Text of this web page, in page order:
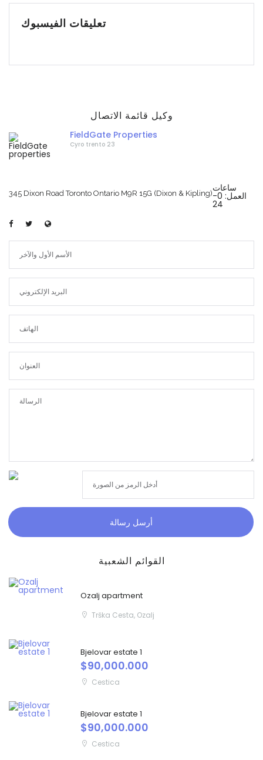
تعليقات الفيسبوك
وكيل قائمة الاتصال
FieldGate Properties
Cyro trento 23
345 Dixon Road Toronto Ontario M9R 15G (Dixon & Kipling)ساعات
العمل: 0-
24
أرسل رسالة
القوائم الشعبية
Ozalj apartment
Trška Cesta, Ozalj
Bjelovar estate 1
$90,000.000
Cestica
Bjelovar estate 1
$90,000.000
Cestica